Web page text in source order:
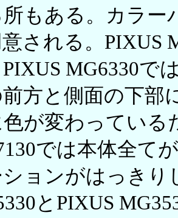
もある。カラー
される。PIXUS
MG6330で
方と側面の下部
色が変わっている
では本体全て
ョンがはっきり
とPIXUS